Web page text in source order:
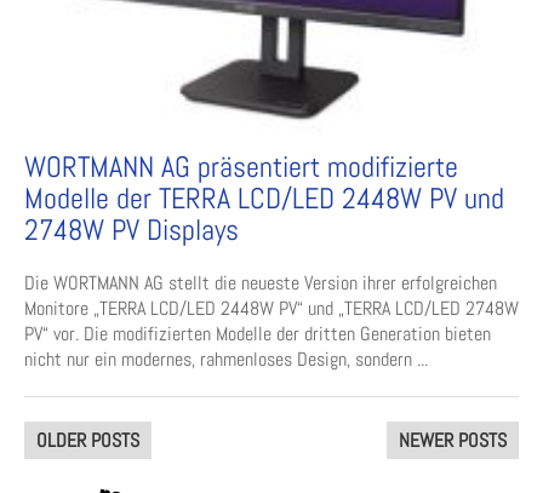
WORTMANN AG präsentiert modifizierte
Modelle der TERRA LCD/LED 2448W PV und
2748W PV Displays
Die WORTMANN AG stellt die neueste Version ihrer erfolgreichen
Monitore „TERRA LCD/LED 2448W PV“ und „TERRA LCD/LED 2748W
PV“ vor. Die modifizierten Modelle der dritten Generation bieten
nicht nur ein modernes, rahmenloses Design, sondern ...
Posts
navigation
OLDER POSTS NEWER POSTS